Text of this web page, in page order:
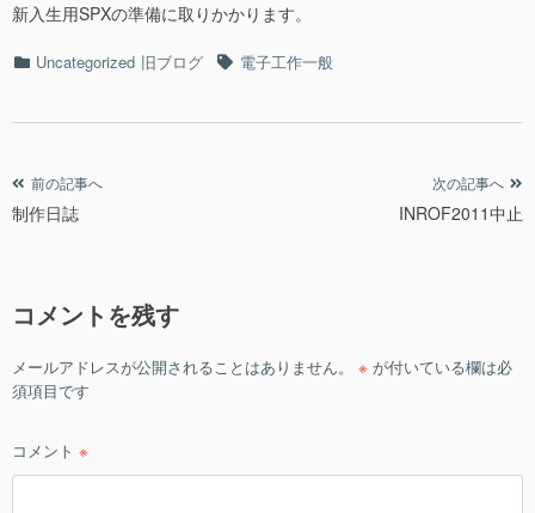
新入生用SPXの準備に取りかかります。
カ Uncategorized 旧ブログ
タ 電子工作一般
投
稿
ゲ
ー
シ
ン
前の記事へ
制作日誌
次の記事へ
INROF2011中止
コメントを残す
メールアドレスが公開されることはありません。 ※ が付いている欄は必
須項目です
コメント ※